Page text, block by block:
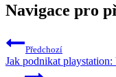
Navigace pro
Předchozí
Jak podnikat